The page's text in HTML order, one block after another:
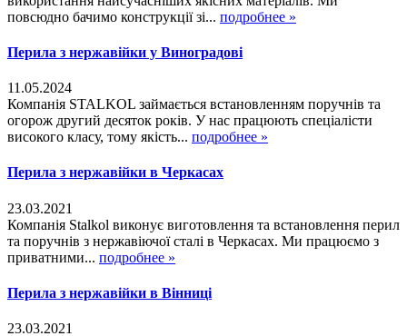
повсюдно бачимо конструкції зі... подробнее »
Перила з нержавійки у Виноградові
11.05.2024
Компанія STALKOL займається встановленням поручнів та
огорож другий десяток років. У нас працюють спеціалісти
високого класу, тому якість... подробнее »
Перила з нержавійки в Черкасах
23.03.2021
Компанія Stalkol виконує виготовлення та встановлення перил
та поручнів з нержавіючої сталі в Черкасах. Ми працюємо з
приватними... подробнее »
Перила з нержавійки в Вінниці
23.03.2021